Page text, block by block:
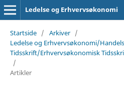
Ledelse og Erhvervsøkonomi
Startside / Arkiver /
Ledelse og Erhvervsøkonomi/
Tidsskrift/Erhvervsøkonomisk
/
Artikler